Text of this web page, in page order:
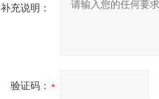
补充说明：
验证码：